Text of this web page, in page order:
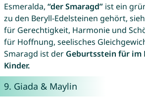
Esmeralda, “der Smaragd”ist ein
zu den Beryll-Edelsteinen gehört,
für Gerechtigkeit, Harmonie und
für Hoffnung, seelisches
Smaragd ist der Geburtsstein für im
Kinder.
9. Giada & Maylin